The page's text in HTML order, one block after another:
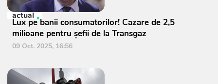
actual
Lux pe banii consumatorilor! Cazare de 2,5
milioane pentru șefii de la Transgaz
09 Oct. 2025, 16:56